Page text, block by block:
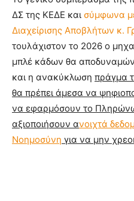
ΔΣ της ΚΕΔΕ και σύμφωνα
Διαχείρισης Αποβλήτων κ.
τουλάχιστον το 2026 ο
μπλέ κάδων θα
και η ανακύκλωση πράγμα
θα πρέπει άμεσα να
να εφαρμόσουν το
αξιοποιήσουν ανοιχτά
Νοημοσύνη για να μην